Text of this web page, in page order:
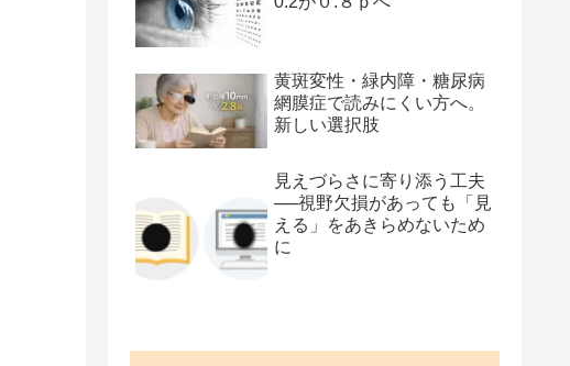
黄斑変性・緑内障・糖尿病
網膜症で読みにくい方へ。
新しい選択肢
見えづらさに寄り添う工夫
──視野欠損があっても「見
える」をあきらめないため
に